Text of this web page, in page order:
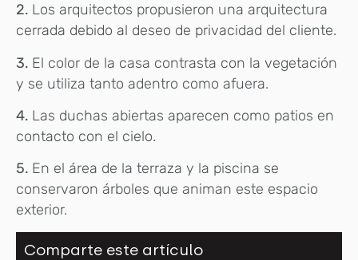
2. Los arquitectos propusieron una arquitectura
cerrada debido al deseo de privacidad del cliente.
3. El color de la casa contrasta con la vegetación
y se utiliza tanto adentro como afuera.
4. Las duchas abiertas aparecen como patios en
contacto con el cielo.
5. En el área de la terraza y la piscina se
conservaron árboles que animan este espacio
exterior.
Comparte este artículo